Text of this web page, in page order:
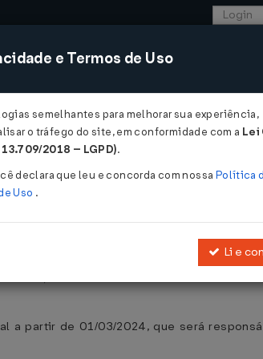
SISTEMAS COMÉRCIO
permanece o dia 01/03/
2023, e de acordo com oEdital SIT nº
a partir de 01/03/2024, que será
e Termos de Uso
semelhantes para melhorar sua experiência,
o tráfego do site, em conformidade com a Lei
2018 – LGPD).
declara que leu e concorda com nossa Política
Uso .
Li e